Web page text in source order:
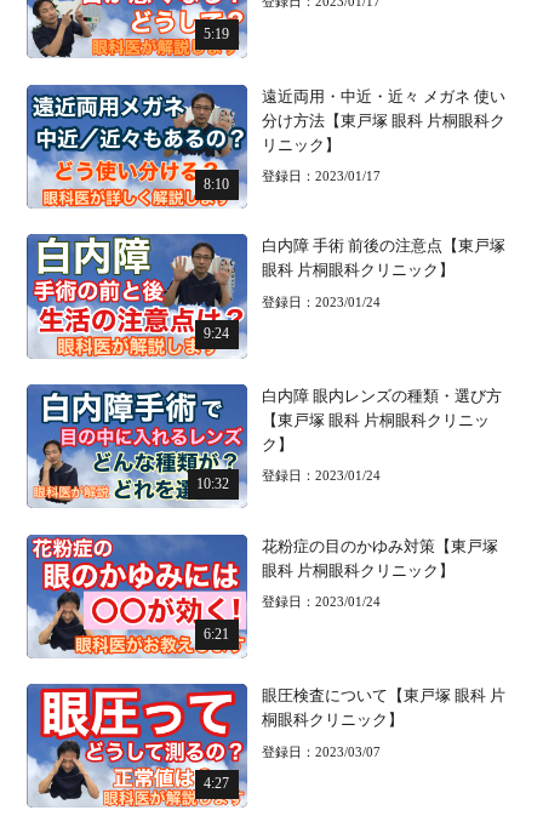
5:19
8:10
遠近両用・中近・近々 メガネ 使い
分け方法【東戸塚 眼科 片桐眼科ク
リニック】
登録日：2023/01/17
9:24
白内障 手術 前後の注意点【東戸塚
眼科 片桐眼科クリニック】
登録日：2023/01/24
10:32
白内障 眼内レンズの種類・選び方
【東戸塚 眼科 片桐眼科クリニッ
ク】
登録日：2023/01/24
6:21
花粉症の目のかゆみ対策【東戸塚
眼科 片桐眼科クリニック】
登録日：2023/01/24
4:27
眼圧検査について【東戸塚 眼科 片
桐眼科クリニック】
登録日：2023/03/07